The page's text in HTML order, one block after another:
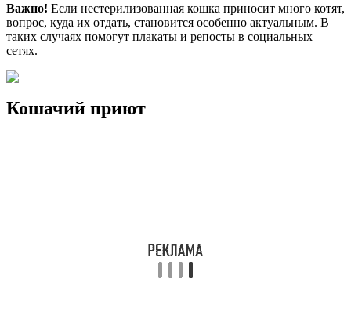
Важно! Если нестерилизованная кошка приносит много котят,
вопрос, куда их отдать, становится особенно актуальным. В
таких случаях помогут плакаты и репосты в социальных
сетях.
Кошачий приют